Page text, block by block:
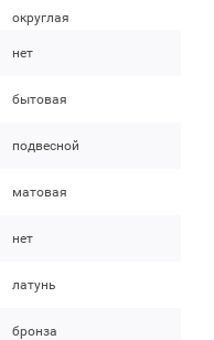
округлая
нет
бытовая
подвесной
матовая
нет
латунь
бронза